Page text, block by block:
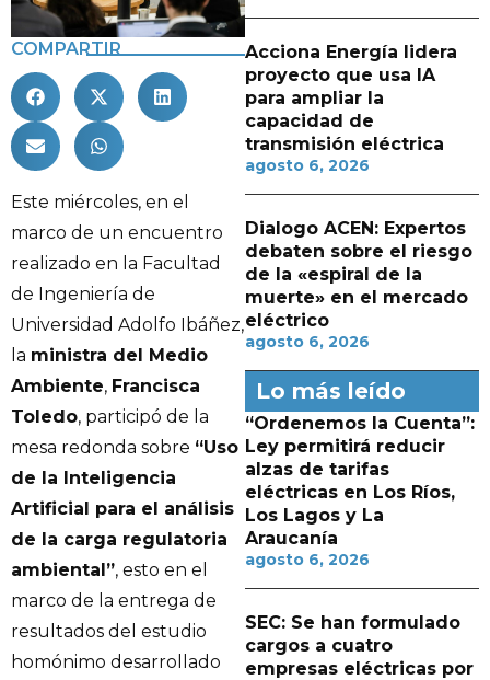
COMPARTIR
Este miércoles, en el
marco de un encuentro
realizado en la Facultad
de Ingeniería de
Universidad Adolfo Ibáñez,
la ministra del Medio
Ambiente, Francisca
Toledo, participó de la
mesa redonda sobre “Uso
de la Inteligencia
Artificial para el análisis
de la carga regulatoria
ambiental”, esto en el
marco de la entrega de
resultados del estudio
homónimo desarrollado
Acciona Energía lidera
proyecto que usa IA
para ampliar la
capacidad de
transmisión eléctrica
agosto 6, 2026
Dialogo ACEN: Expertos
debaten sobre el riesgo
de la «espiral de la
muerte» en el mercado
eléctrico
agosto 6, 2026
Lo más leído
“Ordenemos la Cuenta”:
Ley permitirá reducir
alzas de tarifas
eléctricas en Los Ríos,
Los Lagos y La
Araucanía
agosto 6, 2026
SEC: Se han formulado
cargos a cuatro
empresas eléctricas por